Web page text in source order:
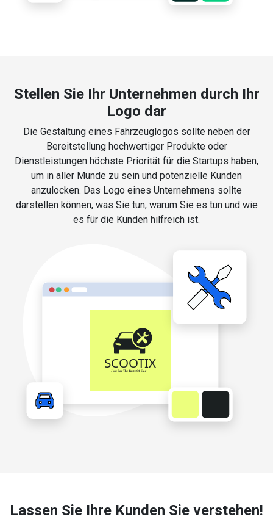
Stellen Sie Ihr Unternehmen durch Ihr
Logo dar
Die Gestaltung eines Fahrzeuglogos sollte neben der
Bereitstellung hochwertiger Produkte oder
Dienstleistungen höchste Priorität für die Startups haben,
um in aller Munde zu sein und potenzielle Kunden
anzulocken. Das Logo eines Unternehmens sollte
darstellen können, was Sie tun, warum Sie es tun und wie
es für die Kunden hilfreich ist.
Lassen Sie Ihre Kunden Sie verstehen!